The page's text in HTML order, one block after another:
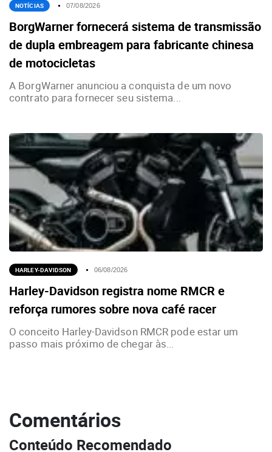
NOTÍCIAS 07/08/2026
BorgWarner fornecerá sistema de transmissão
de dupla embreagem para fabricante chinesa
de motocicletas
A BorgWarner anunciou a conquista de um novo
contrato para fornecer seu sistema...
HARLEY-DAVIDSON 06/08/2026
Harley-Davidson registra nome RMCR e
reforça rumores sobre nova café racer
O conceito Harley-Davidson RMCR pode estar um
passo mais próximo de chegar às...
Comentários
Conteúdo Recomendado